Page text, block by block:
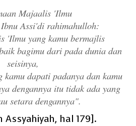
Majaalis 'Ilmu
Assi'di rahimahulloh:
'Ilmu yang kamu bermajlis
bagimu dari pada dunia dan
seisinya,
kamu dapati padanya dan kamu
dengannya itu tidak ada yang
setara dengannya".
Assyahiyah, hal 179].